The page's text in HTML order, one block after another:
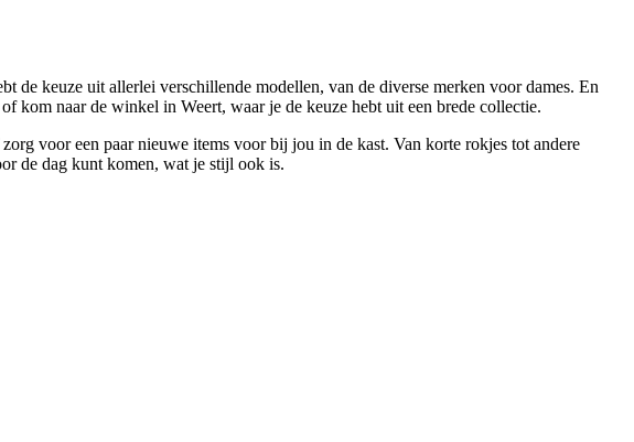
de keuze uit allerlei verschillende modellen, van de diverse merken voor dames. En
kom naar de winkel in Weert, waar je de keuze hebt uit een brede collectie.
voor een paar nieuwe items voor bij jou in de kast. Van korte rokjes tot andere
de dag kunt komen, wat je stijl ook is.